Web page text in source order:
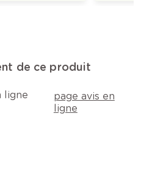
de ce produit
ligne
page avis en
ligne